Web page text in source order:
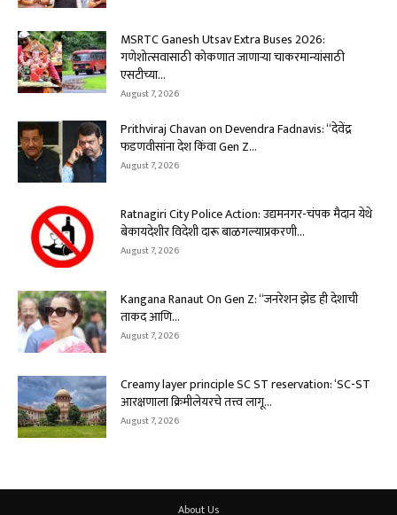
MSRTC Ganesh Utsav Extra Buses 2026:
गणेशोत्सवासाठी कोकणात जाणाऱ्या चाकरमान्यांसाठी
एसटीच्या...
August 7, 2026
Prithviraj Chavan on Devendra Fadnavis: “देवेंद्र
फडणवीसांना देश किंवा Gen Z...
August 7, 2026
Ratnagiri City Police Action: उद्यमनगर-चंपक मैदान येथे
बेकायदेशीर विदेशी दारू बाळगल्याप्रकरणी...
August 7, 2026
Kangana Ranaut On Gen Z: “जनरेशन झेड ही देशाची
ताकद आणि...
August 7, 2026
Creamy layer principle SC ST reservation: ‘SC-ST
आरक्षणाला क्रिमीलेयरचे तत्त्व लागू...
August 7, 2026
About Us